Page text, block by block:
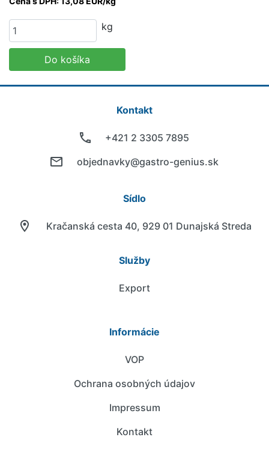
kg
Do košíka
Kontakt
+421 2 3305 7895
objednavky@gastro-genius.sk
Sídlo
Kračanská cesta 40, 929 01 Dunajská Streda
Služby
Export
Informácie
VOP
Ochrana osobných údajov
Impressum
Kontakt